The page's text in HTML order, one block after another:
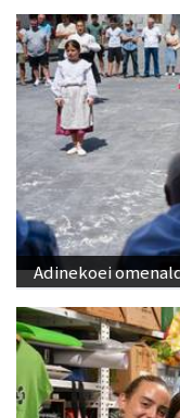
Adinekoei